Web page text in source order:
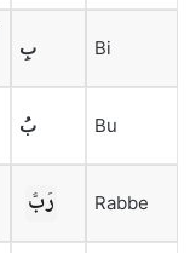
بِ Bi
بُ Bu
رَبَّ Rabbe